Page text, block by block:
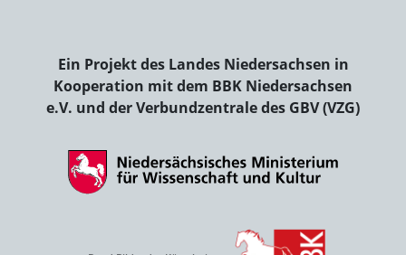
Ein Projekt des Landes Niedersachsen in
Kooperation mit dem BBK Niedersachsen
e.V. und der Verbundzentrale des GBV (VZG)